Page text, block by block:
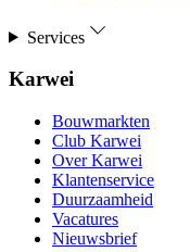
Services
Karwei
Bouwmarkten
Club Karwei
Over Karwei
Klantenservice
Duurzaamheid
Vacatures
Nieuwsbrief